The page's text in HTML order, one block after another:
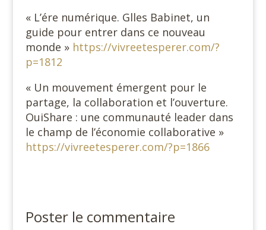
« L’ére numérique. Glles Babinet, un
guide pour entrer dans ce nouveau
monde » https://vivreetesperer.com/?
p=1812
« Un mouvement émergent pour le
partage, la collaboration et l’ouverture.
OuiShare : une communauté leader dans
le champ de l’économie collaborative »
https://vivreetesperer.com/?p=1866
Poster le commentaire